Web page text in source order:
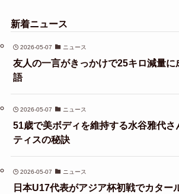
新着ニュース
2026-05-07 ニュース
友人の一言がきっかけで25キロ減量に
語
2026-05-07 ニュース
51歳で美ボディを維持する水谷雅代さ
ティスの秘訣
2026-05-07 ニュース
日本U17代表がアジア杯初戦でカター